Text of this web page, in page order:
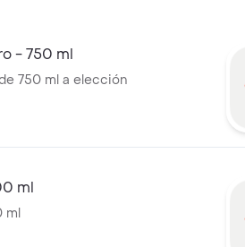
- 750 ml
750 ml a elección
ml
ml